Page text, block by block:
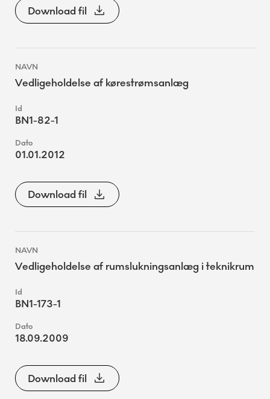
Download fil
Vedligeholdelse af kørestrømsanlæg
BN1-82-1
01.01.2012
Download fil
Vedligeholdelse af rumslukningsanlæg i teknikrum
BN1-173-1
18.09.2009
Download fil